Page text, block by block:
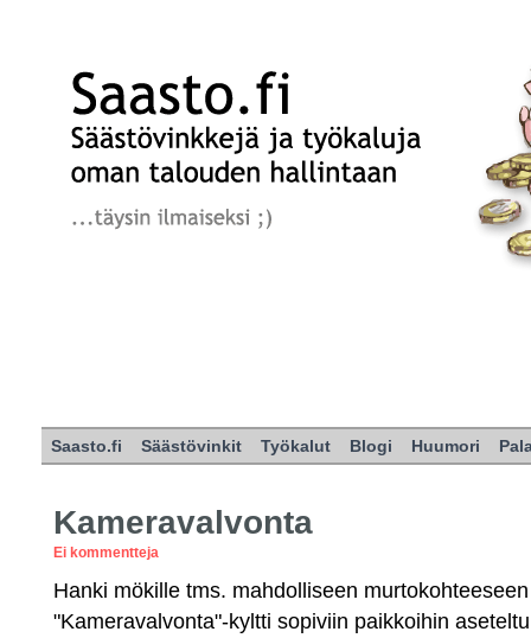
Saasto.fi Säästövinkit Työkalut Blogi Huumori
Kameravalvonta
Ei kommentteja
Hanki mökille tms. mahdolliseen
"Kameravalvonta"-kyltti sopiviin paikkoihin